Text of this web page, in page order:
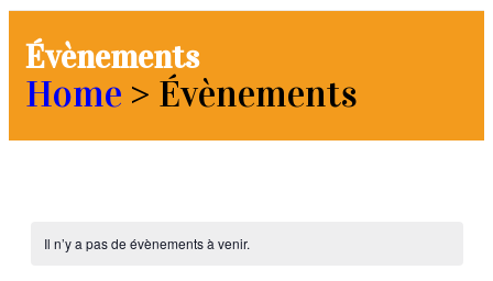
Évènements
Home > Évènements
Il n’y a pas de évènements à venir.